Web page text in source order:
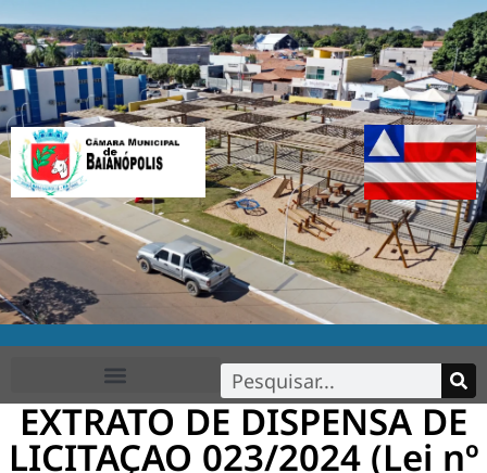
EXTRATO DE DISPENSA DE
LICITAÇAO 023/2024 (Lei nº